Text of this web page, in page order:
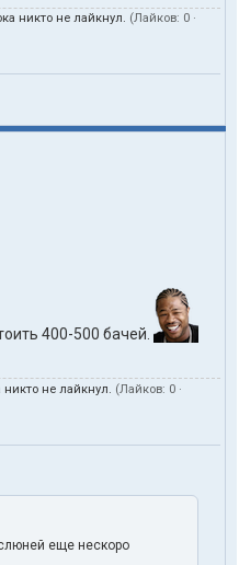
никто не лайкнул. (Лайков: 0 ·
400-500 бачей.
никто не лайкнул. (Лайков: 0 ·
еще нескоро